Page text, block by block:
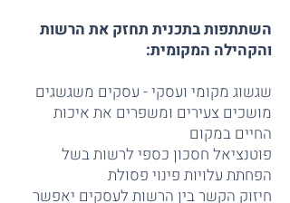
השתתפות בתכנית תחזק את הרשות
והקהילה המקומית:
שגשוג מקומי ועסקי - עסקים משגשגים
מושכים צעירים ומשפרים את איכות
החיים במקום
פוטנציאל חסכון כספי לרשות בשל
הפחתת עלויות פינוי פסולת
חיזוק הקשר בין הרשות לעסקים יאפשר